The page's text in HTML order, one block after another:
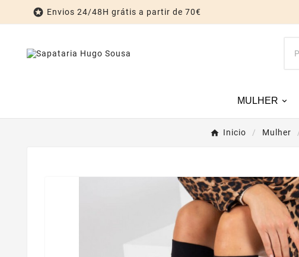
 Envios 24/48H grátis a partir de 70€
MULHER
Inicio Mulher